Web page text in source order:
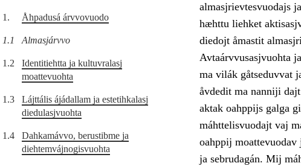
1. Åhpadusá árvvovuodo
1.1 Almasjárvvo
1.2
Identitiehtta ja kultuvralasj
moattevuohta
1.3
Lájttális ájádallam ja estetihkalasj
diedulasjvuohta
1.4
Dahkamávvo, berustibme ja
diehtemvájnogisvuohta
almasjrievtesvuodajs
hæhttu liehket
diedojt åmastit
Avtaárvvusasjvuohta
ma vilák gåtseduvvat
åvdedit ma nanniji
aktak oahppijs galga
máhttelisvuodajt vaj
oahppij
ja sebrudagán. Mij